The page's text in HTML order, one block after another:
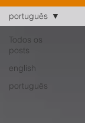
Todos os
posts
english
português
português